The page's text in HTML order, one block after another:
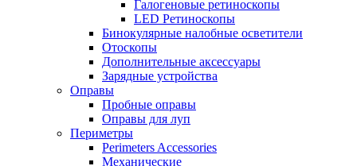
Галогеновые ретиноскопы
LED Ретиноскопы
Бинокулярные налобные осветители
Отоскопы
Дополнительные аксессуары
Зарядные устройства
Оправы
Пробные оправы
Оправы для луп
Периметры
Perimeters Accessories
Механические